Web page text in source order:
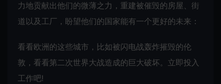
力地贡献出他们的微薄之力，重建被催毁的房屋、街
道以及工厂，盼望他们的国家能有一个更好的未来：
看看欧洲的这些城市，比如被闪电战轰炸摧毁的伦
敦，看看第二次世界大战造成的巨大破坏。立即投入
工作吧!